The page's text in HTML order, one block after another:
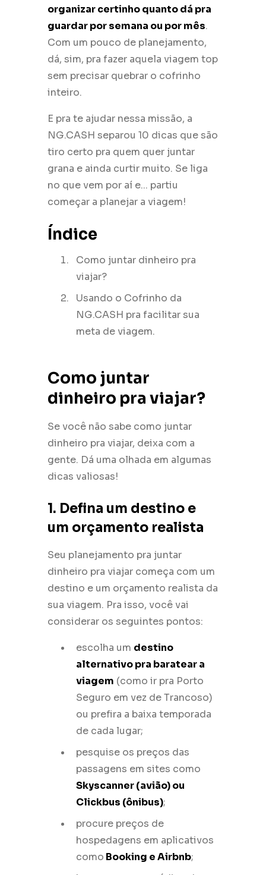
organizar certinho quanto dá pra
guardar por semana ou por mês.
Com um pouco de planejamento,
dá, sim, pra fazer aquela viagem top
sem precisar quebrar o cofrinho
inteiro.
E pra te ajudar nessa missão, a
NG.CASH separou 10 dicas que são
tiro certo pra quem quer juntar
grana e ainda curtir muito. Se liga
no que vem por aí e... partiu
começar a planejar a viagem!
Índice
Como juntar dinheiro pra
viajar?
Usando o Cofrinho da
NG.CASH pra facilitar sua
meta de viagem.
Como juntar
dinheiro pra viajar?
Se você não sabe como juntar
dinheiro pra viajar, deixa com a
gente. Dá uma olhada em algumas
dicas valiosas!
1. Defina um destino e
um orçamento realista
Seu planejamento pra juntar
dinheiro pra viajar começa com um
destino e um orçamento realista da
sua viagem. Pra isso, você vai
considerar os seguintes pontos:
escolha um destino
alternativo pra baratear a
viagem (como ir pra Porto
Seguro em vez de Trancoso)
ou prefira a baixa temporada
de cada lugar;
pesquise os preços das
passagens em sites como
Skyscanner (avião) ou
Clickbus (ônibus);
procure preços de
hospedagens em aplicativos
como Booking e Airbnb;